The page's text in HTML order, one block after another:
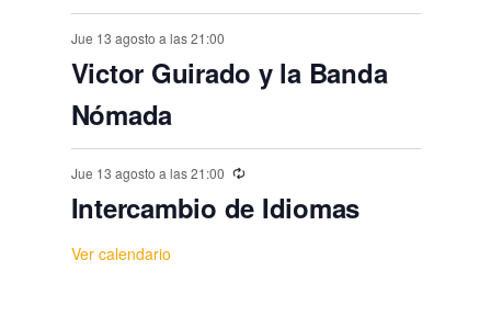
Jue 13 agosto a las 21:00
Victor Guirado y la Banda
Nómada
Jue 13 agosto a las 21:00
Intercambio de Idiomas
Ver calendario